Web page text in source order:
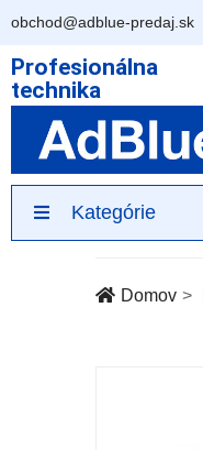
obchod@adblue-predaj.sk
Profesionálna
technika
Kategórie
Domov